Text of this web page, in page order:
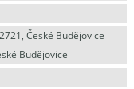
České Budějovice
Budějovice